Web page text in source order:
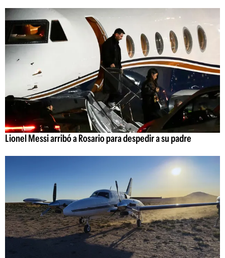
Lionel Messi arribó a Rosario para despedir a su padre